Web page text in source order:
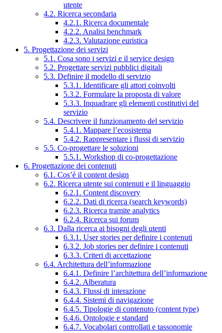
utente
4.2. Ricerca secondaria
4.2.1. Ricerca documentale
4.2.2. Analisi benchmark
4.2.3. Valutazione euristica
5. Progettazione dei servizi
5.1. Cosa sono i servizi e il service design
5.2. Progettare servizi pubblici digitali
5.3. Definire il modello di servizio
5.3.1. Identificare gli attori coinvolti
5.3.2. Formulare la proposta di valore
5.3.3. Inquadrare gli elementi costitutivi del
servizio
5.4. Descrivere il funzionamento del servizio
5.4.1. Mappare l’ecosistema
5.4.2. Rappresentare i flussi di servizio
5.5. Co-progettare le soluzioni
5.5.1. Workshop di co-progettazione
6. Progettazione dei contenuti
6.1. Cos’è il content design
6.2. Ricerca utente sui contenuti e il linguaggio
6.2.1. Content discovery
6.2.2. Dati di ricerca (search keywords)
6.2.3. Ricerca tramite analytics
6.2.4. Ricerca sui forum
6.3. Dalla ricerca ai bisogni degli utenti
6.3.1. User stories per definire i contenuti
6.3.2. Job stories per definire i contenuti
6.3.3. Criteri di accettazione
6.4. Architettura dell’informazione
6.4.1. Definire l’architettura dell’informazione
6.4.2. Alberatura
6.4.3. Flussi di interazione
6.4.4. Sistemi di navigazione
6.4.5. Tipologie di contenuto (content type)
6.4.6. Ontologie e standard
6.4.7. Vocabolari controllati e tassonomie